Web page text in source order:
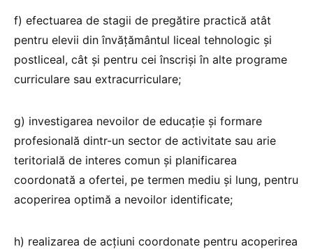
f) efectuarea de stagii de pregătire practică atât
pentru elevii din învăţământul liceal tehnologic şi
postliceal, cât şi pentru cei înscrişi în alte programe
curriculare sau extracurriculare;
g) investigarea nevoilor de educaţie şi formare
profesională dintr-un sector de activitate sau arie
teritorială de interes comun şi planificarea
coordonată a ofertei, pe termen mediu şi lung, pentru
acoperirea optimă a nevoilor identificate;
h) realizarea de acţiuni coordonate pentru acoperirea